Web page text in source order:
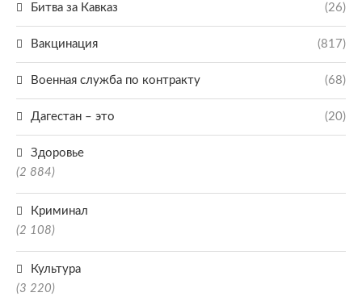
Битва за Кавказ (26)
Вакцинация (817)
Военная служба по контракту (68)
Дагестан – это (20)
Здоровье
(2 884)
Криминал
(2 108)
Культура
(3 220)